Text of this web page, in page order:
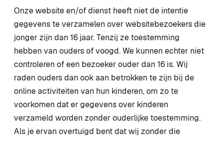
Onze website en/of dienst heeft niet de intentie
gegevens te verzamelen over websitebezoekers die
jonger zijn dan 16 jaar. Tenzij ze toestemming
hebben van ouders of voogd. We kunnen echter niet
controleren of een bezoeker ouder dan 16 is. Wij
raden ouders dan ook aan betrokken te zijn bij de
online activiteiten van hun kinderen, om zo te
voorkomen dat er gegevens over kinderen
verzameld worden zonder ouderlijke toestemming.
Als je ervan overtuigd bent dat wij zonder die